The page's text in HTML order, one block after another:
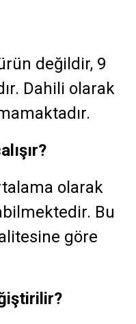
değildir, 9
Dahili olarak
olarak
Bu
göre